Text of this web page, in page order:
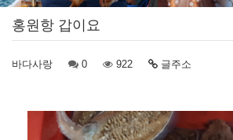
홍원항 갑이요
바다사랑 0 922 글주소